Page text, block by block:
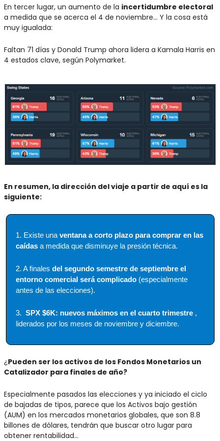
En tercer lugar, un aumento de la incertidumbre electoral
a medida que se acerca el 4 de noviembre… Y la cosa está
muy igualada:
Faltan 71 días y Donald Trump ahora lidera a Kamala Harris en
4 estados clave, según Polymarket.
En resumen, la dirección del viaje a partir de aquí es la
siguiente:
1. Existe una ventana a corto plazo para comprar en las
caídas a medida que disminuye la presión técnica.
2. A finales del segundo semestre de septiembre el
entorno comercial será complicado (especialmente
antes de las elecciones).
3. SPX $6K: nuevos máximos en el cuarto trimestre ,
liderados por los meses de noviembre y diciembre.
¿Pueden ser los activos de los Fondos Monetarios un
Catalizador para finales de año?
Especialmente pasados las elecciones y ya iniciado el ciclo
de bajadas de tipos, parece que los Activos bajo gestión
(AUM) en los mercados monetarios globales, que son 8.8
billones de dólares, tendrán que buscar otro lugar para
obtener rentabilidad…